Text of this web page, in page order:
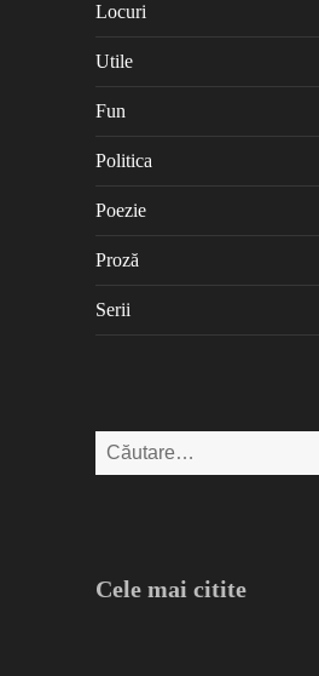
Locuri
Utile
Fun
Politica
Poezie
Proză
Serii
Caută
după:
Cele mai citite